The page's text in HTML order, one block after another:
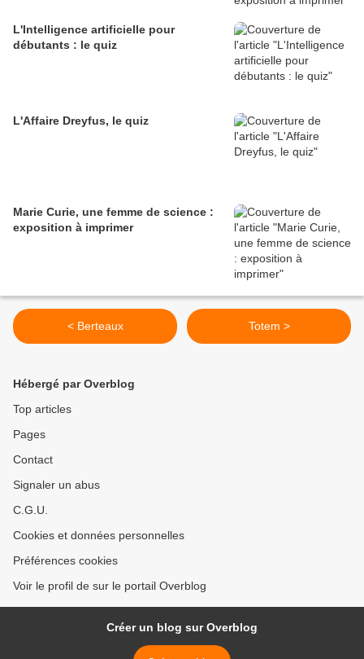
L'Intelligence artificielle pour
débutants : le quiz
L'Affaire Dreyfus, le quiz
Marie Curie, une femme de science :
exposition à imprimer
< Berteaux Totem >
Hébergé par Overblog
Top articles
Pages
Contact
Signaler un abus
C.G.U.
Cookies et données personnelles
Préférences cookies
Voir le profil de sur le portail Overblog
Créer un blog sur Overblog